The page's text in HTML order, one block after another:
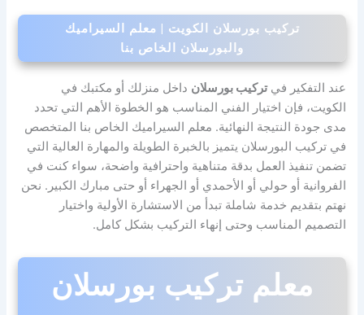
تركيب بورسلان الكويت | معلم السيراميك
والبورسلان الخاص بنا
عند التفكير فيتركيب بورسلان داخل منزلك أو مكتبك في
الكويت، فإن اختيار الفني المناسب هو الخطوة الأهم التي تحدد
مدى جودة النتيجة النهائية. معلم السيراميك الخاص بنا المتخصص
في تركيب البورسلان يتميز بالخبرة الطويلة والمهارة العالية التي
تضمن تنفيذ العمل بدقة متناهية واحترافية واضحة، سواء كنت في
الفروانية أو حولي أو الأحمدي أو الجهراء أو حتى مبارك الكبير. نحن
نهتم بتقديم خدمة شاملة تبدأ من الاستشارة الأولية واختيار
التصميم المناسب وحتى إنهاء التركيب بشكل كامل.
معلم تركيب بورسلان